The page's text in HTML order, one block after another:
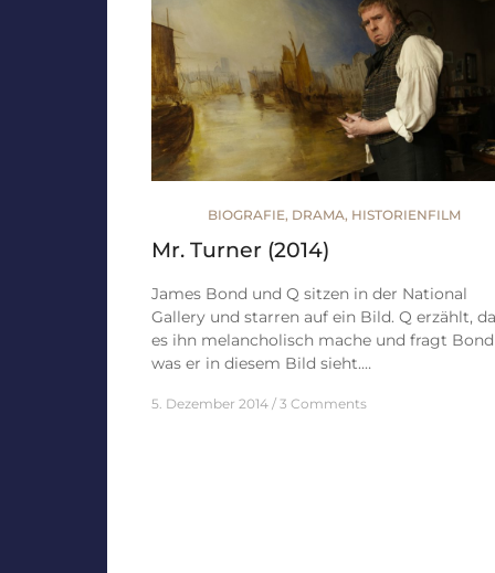
BIOGRAFIE, DRAMA, HISTORIENFILM
Mr. Turner (2014)
James Bond und Q sitzen in der National
Gallery und starren auf ein Bild. Q erzählt,
es ihn melancholisch mache und fragt Bond
was er in diesem Bild sieht.…
5. Dezember 2014 3 Comments